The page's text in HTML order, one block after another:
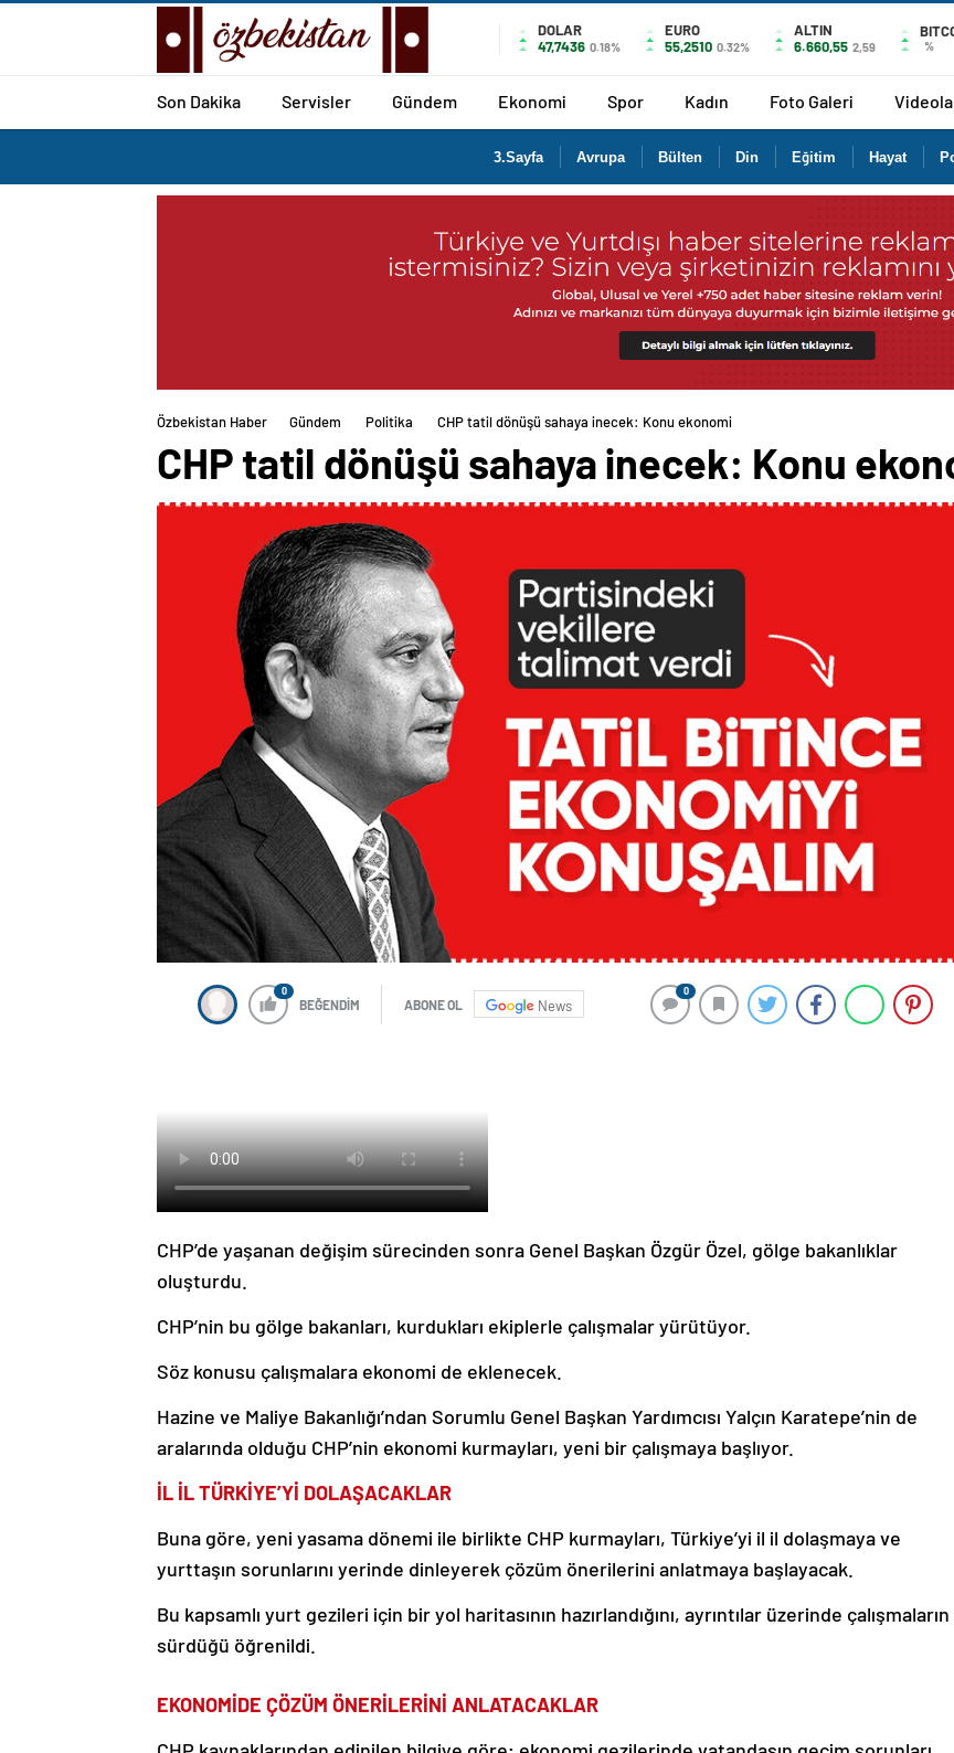
DOLAR
47,7436 0.18%
EURO
55,2510 0.32%
ALTIN
6.660,55 2,59 %
Son Dakika Servisler Gündem Ekonomi Spor Kadın Foto Galeri
3.Sayfa Avrupa Bülten Din Eğitim Hayat
Özbekistan Haber Gündem Politika CHP tatil dönüşü sahaya inecek: Konu ekonomi
CHP tatil dönüşü sahaya inecek: Konu
0
BEĞENDİM ABONE OL News
0
CHP’de yaşanan değişim sürecinden sonra Genel Başkan Özgür Özel, gölge bakanlıklar
oluşturdu.
CHP’nin bu gölge bakanları, kurdukları ekiplerle çalışmalar yürütüyor.
Söz konusu çalışmalara ekonomi de eklenecek.
Hazine ve Maliye Bakanlığı’ndan Sorumlu Genel Başkan Yardımcısı Yalçın Karatepe’nin de
aralarında olduğu CHP’nin ekonomi kurmayları, yeni bir çalışmaya başlıyor.
İL İL TÜRKİYE’Yİ DOLAŞACAKLAR
Buna göre, yeni yasama dönemi ile birlikte CHP kurmayları, Türkiye’yi il il dolaşmaya ve
yurttaşın sorunlarını yerinde dinleyerek çözüm önerilerini anlatmaya başlayacak.
Bu kapsamlı yurt gezileri için bir yol haritasının hazırlandığını, ayrıntılar üzerinde çalışmaların
sürdüğü öğrenildi.
EKONOMİDE ÇÖZÜM ÖNERİLERİNİ ANLATACAKLAR